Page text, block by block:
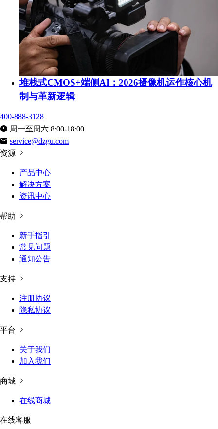
堆栈式CMOS+端侧AI：2026摄像机运作核心机
制与革新逻辑
400-888-3128
周一至周六 8:00-18:00
service@dzgu.com
资源
产品中心
解决方案
资讯中心
帮助
新手指引
常见问题
通知公告
支持
注册协议
隐私协议
平台
关于我们
加入我们
商城
在线商城
在线客服